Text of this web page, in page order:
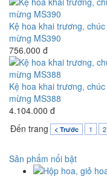
Kệ hoa khai trương, chúc
mừng MS390
756.000 đ
Kệ hoa khai trương, chúc
mừng MS388
4.104.000 đ
Đến trang
< Trước 1 2
Sản phẩm nổi bật